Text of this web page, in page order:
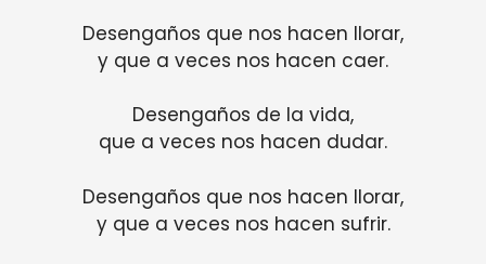
Desengaños que nos hacen llorar,
y que a veces nos hacen caer.
Desengaños de la vida,
que a veces nos hacen dudar.
Desengaños que nos hacen llorar,
y que a veces nos hacen sufrir.